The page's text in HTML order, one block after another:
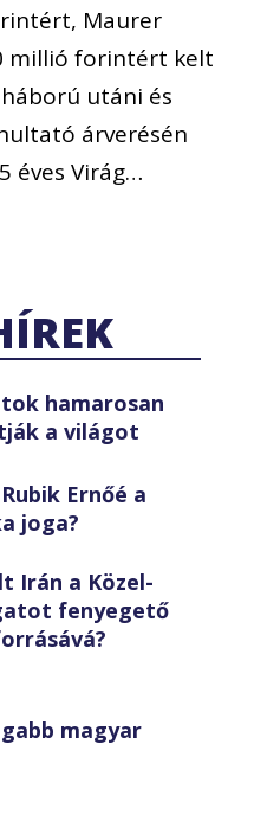
Maurer
millió forintért kelt
utáni és
árverésén
éves Virág…
hamarosan
a világot
Ernőé a
joga?
Irán a Közel-
fenyegető
magyar